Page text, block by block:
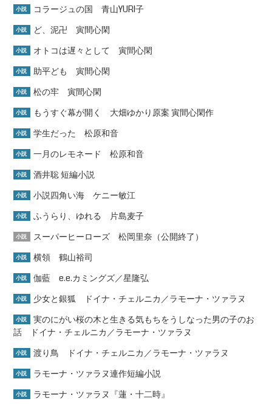
小説 コラージュの国 青山YURI子
小説 ど、泥卍 寅間心閑
小説 オトコは遅々として 寅間心閑
小説 助平ども 寅間心閑
小説 松の牢 寅間心閑
小説 もうすぐ幕が開く 大畑ゆかり原案 寅間心閑作
小説 学生だった 松原和音
小説 一月のレモネード 松原和音
小説 酒井聡 短編小説
小説 小説四角い海 ケニー敏江
小説 ふうらり、ゆれる 片島麦子
小説 スーパーヒーローズ 松岡里奈（公開終了）
小説 横領 鶴山裕司
小説 伽藍 e.e.カミングズ／星隆弘
小説 少女と銀狐 ドイナ・チェルニカ／ラモーナ・ツァラヌ
小説
実のにがい桜の木と生きる気もちをうしなった男の子のお
話 ドイナ・チェルニカ／ラモーナ・ツァラヌ
小説 渡り鳥 ドイナ・チェルニカ／ラモーナ・ツァラヌ
小説 ラモーナ・ツァラヌ連作短編小説
小説 ラモーナ・ツァラヌ『蓮・十二時』